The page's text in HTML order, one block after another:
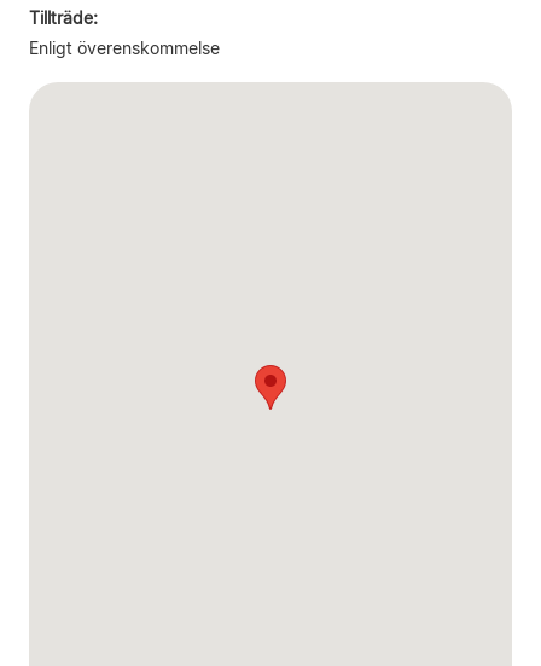
Tillträde:
Enligt överenskommelse